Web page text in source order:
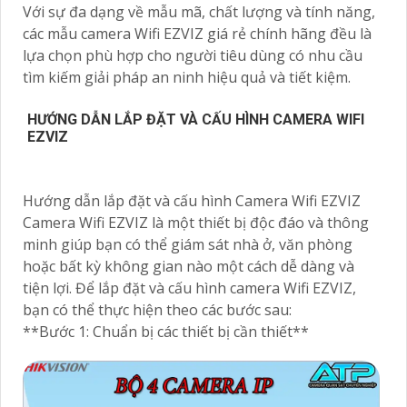
Với sự đa dạng về mẫu mã, chất lượng và tính năng,
các mẫu camera Wifi EZVIZ giá rẻ chính hãng đều là
lựa chọn phù hợp cho người tiêu dùng có nhu cầu
tìm kiếm giải pháp an ninh hiệu quả và tiết kiệm.
HƯỚNG DẪN LẮP ĐẶT VÀ CẤU HÌNH CAMERA WIFI
EZVIZ
Hướng dẫn lắp đặt và cấu hình Camera Wifi EZVIZ
Camera Wifi EZVIZ là một thiết bị độc đáo và thông
minh giúp bạn có thể giám sát nhà ở, văn phòng
hoặc bất kỳ không gian nào một cách dễ dàng và
tiện lợi. Để lắp đặt và cấu hình camera Wifi EZVIZ,
bạn có thể thực hiện theo các bước sau:
**Bước 1: Chuẩn bị các thiết bị cần thiết**